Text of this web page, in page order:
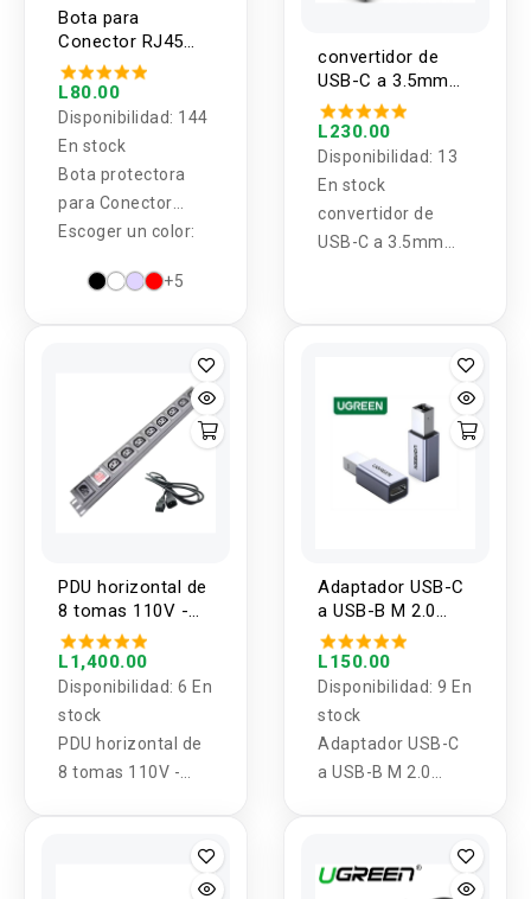
Bota para
Conector RJ45
(10 Unidades)
L80.00
Disponibilidad: 144
En stock
Bota protectora
para Conector
RJ45 Cat5e/Cat6
Escoger un color:
+5
convertidor de
USB-C a 3.5mm
UGREEN
L230.00
Disponibilidad: 13
En stock
convertidor de
USB-C a 3.5mm
PDU horizontal de
8 tomas 110V -
250V
L1,400.00
Disponibilidad: 6 En
stock
PDU horizontal de
8 tomas 110V -
Adaptador USB-C
a USB-B M 2.0
UGREEN
L150.00
Disponibilidad: 9 En
stock
Adaptador USB-C
a USB-B M 2.0